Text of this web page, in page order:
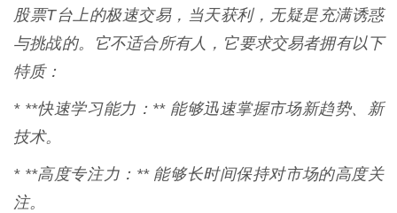
股票T台上的极速交易，当天获利，无疑是充满诱惑
与挑战的。它不适合所有人，它要求交易者拥有以下
特质：
* **快速学习能力：** 能够迅速掌握市场新趋势、新
技术。
* **高度专注力：** 能够长时间保持对市场的高度关
注。